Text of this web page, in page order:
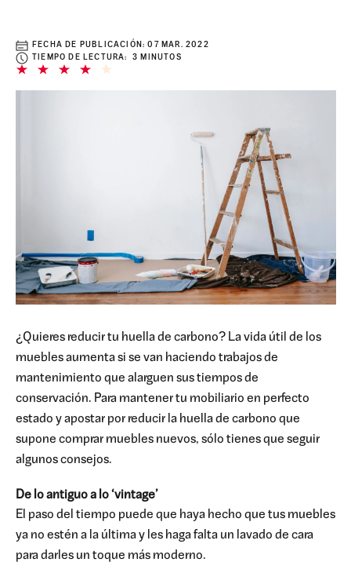
FECHA DE PUBLICACIÓN:07 MAR. 2022
TIEMPO DE LECTURA: 3 MINUTOS
¿Quieres reducir tu huella de carbono? La vida útil de los
muebles aumenta si se van haciendo trabajos de
mantenimiento que alarguen sus tiempos de
conservación. Para mantener tu mobiliario en perfecto
estado y apostar por reducir la huella de carbono que
supone comprar muebles nuevos, sólo tienes que seguir
algunos consejos.
De lo antiguo a lo ‘vintage’
El paso del tiempo puede que haya hecho que tus muebles
ya no estén a la última y les haga falta un lavado de cara
para darles un toque más moderno.